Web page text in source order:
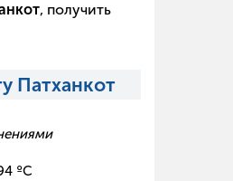
, получить
Патханкот
ºC